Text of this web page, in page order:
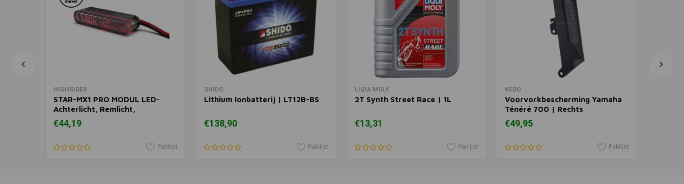
In winkelwagen
HIGHSIDER
STAR-MX1 PRO MODUL LED-
Achterlicht, Remlicht,
Richtingaanwijzer
€44,19
Paklijst
SHIDO
Lithium Ionbatterij | LT12B-BS
€138,90
Paklijst
In winkelwagen
LIQUI MOLY
2T Synth Street Race | 1L
€13,31
Paklijst
KEDO
Voorvorkbescherming Yamaha
Ténéré 700 | Rechts
€49,95
Paklijst